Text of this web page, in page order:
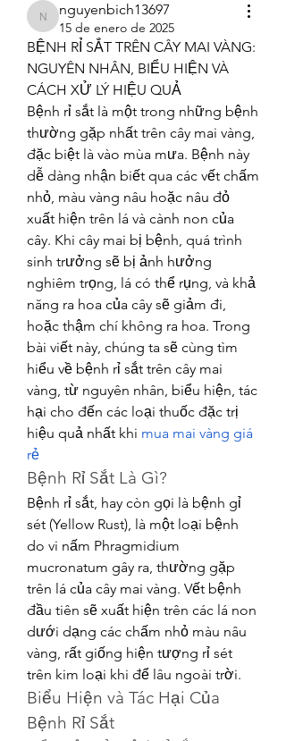
nguyenbich13697
nguyenbich13697
15 de enero de 2025
BỆNH RỈ SẮT TRÊN CÂY MAI VÀNG:
NGUYÊN NHÂN, BIỂU HIỆN VÀ
CÁCH XỬ LÝ HIỆU QUẢ
Bệnh rỉ sắt là một trong những bệnh
thường gặp nhất trên cây mai vàng,
đặc biệt là vào mùa mưa. Bệnh này
dễ dàng nhận biết qua các vết chấm
nhỏ, màu vàng nâu hoặc nâu đỏ
xuất hiện trên lá và cành non của
cây. Khi cây mai bị bệnh, quá trình
sinh trưởng sẽ bị ảnh hưởng
nghiêm trọng, lá có thể rụng, và khả
năng ra hoa của cây sẽ giảm đi,
hoặc thậm chí không ra hoa. Trong
bài viết này, chúng ta sẽ cùng tìm
hiểu về bệnh rỉ sắt trên cây mai
vàng, từ nguyên nhân, biểu hiện, tác
hại cho đến các loại thuốc đặc trị
hiệu quả nhất khi mua mai vàng giá
rẻ
Bệnh Rỉ Sắt Là Gì?
Bệnh rỉ sắt, hay còn gọi là bệnh gỉ
sét (Yellow Rust), là một loại bệnh
do vi nấm Phragmidium
mucronatum gây ra, thường gặp
trên lá của cây mai vàng. Vết bệnh
đầu tiên sẽ xuất hiện trên các lá non
dưới dạng các chấm nhỏ màu nâu
vàng, rất giống hiện tượng rỉ sét
trên kim loại khi để lâu ngoài trời.
Biểu Hiện và Tác Hại Của
Bệnh Rỉ Sắt